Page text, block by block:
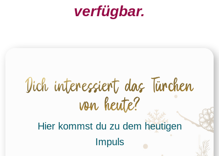
verfügbar.
Dich interessiert das Türchen
von heute?
Hier kommst du zu dem heutigen
Impuls